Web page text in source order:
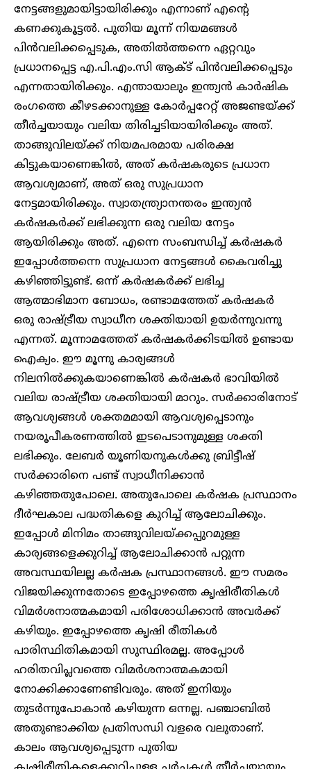
നേട്ടങ്ങളുമായിട്ടായിരിക്കും എന്നാണ് എന്റെ
കണക്കുകൂട്ടൽ. പുതിയ മൂന്ന് നിയമങ്ങൾ
പിൻവലിക്കപ്പെടുക, അതിൽത്തന്നെ ഏറ്റവും
പ്രധാനപ്പെട്ട എ.പി.എം.സി ആക്ട് പിൻവലിക്കപ്പെടും
എന്നതായിരിക്കും. എന്തായാലും ഇന്ത്യൻ കാർഷിക
രംഗത്തെ കീഴടക്കാനുള്ള കോർപ്പറേറ്റ് അജണ്ടയ്ക്ക്
തീർച്ചയായും വലിയ തിരിച്ചടിയായിരിക്കും അത്.
താങ്ങുവിലയ്ക്ക് നിയമപരമായ പരിരക്ഷ
കിട്ടുകയാണെങ്കിൽ, അത് കർഷകരുടെ പ്രധാന
ആവശ്യമാണ്, അത് ഒരു സുപ്രധാന
നേട്ടമായിരിക്കും. സ്വാതന്ത്ര്യാനന്തരം ഇന്ത്യൻ
കർഷകർക്ക് ലഭിക്കുന്ന ഒരു വലിയ നേട്ടം
ആയിരിക്കും അത്. എന്നെ സംബന്ധിച്ച് കർഷകർ
ഇപ്പോൾത്തന്നെ സുപ്രധാന നേട്ടങ്ങൾ കൈവരിച്ചു
കഴിഞ്ഞിട്ടുണ്ട്. ഒന്ന് കർഷകർക്ക് ലഭിച്ച
ആത്മാഭിമാന ബോധം, രണ്ടാമത്തേത് കർഷകർ
ഒരു രാഷ്ട്രീയ സ്വാധീന ശക്തിയായി ഉയർന്നുവന്നു
എന്നത്. മൂന്നാമത്തേത് കർഷകർക്കിടയിൽ ഉണ്ടായ
ഐക്യം. ഈ മൂന്നു കാര്യങ്ങൾ
നിലനിൽക്കുകയാണെങ്കിൽ കർഷകർ ഭാവിയിൽ
വലിയ രാഷ്ട്രീയ ശക്തിയായി മാറും. സർക്കാരിനോട്
ആവശ്യങ്ങൾ ശക്തമമായി ആവശ്യപ്പെടാനും
നയരൂപീകരണത്തിൽ ഇടപെടാനുമുള്ള ശക്തി
ലഭിക്കും. ലേബർ യൂണിയനുകൾക്കു ബ്രിട്ടീഷ്
സർക്കാരിനെ പണ്ട് സ്വാധീനിക്കാൻ
കഴിഞ്ഞതുപോലെ. അതുപോലെ കർഷക പ്രസ്ഥാനം
ദീർഘകാല പദ്ധതികളെ കുറിച്ച് ആലോചിക്കും.
ഇപ്പോൾ മിനിമം താങ്ങുവിലയ്ക്കപ്പുറമുള്ള
കാര്യങ്ങളെക്കുറിച്ച് ആലോചിക്കാൻ പറ്റുന്ന
അവസ്ഥയിലല്ല കർഷക പ്രസ്ഥാനങ്ങൾ. ഈ സമരം
വിജയിക്കുന്നതോടെ ഇപ്പോഴത്തെ കൃഷിരീതികൾ
വിമർശനാത്മകമായി പരിശോധിക്കാൻ അവർക്ക്
കഴിയും. ഇപ്പോഴത്തെ കൃഷി രീതികൾ
പാരിസ്ഥിതികമായി സുസ്ഥിരമല്ല. അപ്പോൾ
ഹരിതവിപ്ലവത്തെ വിമർശനാത്മകമായി
നോക്കിക്കാണേണ്ടിവരും. അത് ഇനിയും
തുടർന്നുപോകാൻ കഴിയുന്ന ഒന്നല്ല. പഞ്ചാബിൽ
അതുണ്ടാക്കിയ പ്രതിസന്ധി വളരെ വലുതാണ്.
കാലം ആവശ്യപ്പെടുന്ന പുതിയ